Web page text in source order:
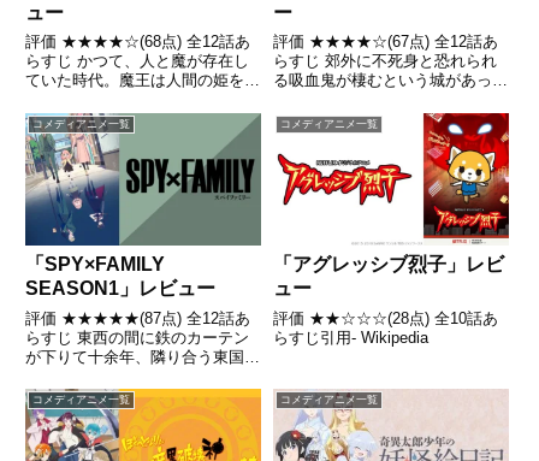
ュー
評価 ★★★★☆(68点) 全12話あ
らすじ かつて、人と魔が存在し
ていた時代。魔王は人間の姫をさ
いた。引用- Wikipedia
ー
評価 ★★★★☆(67点) 全12話あ
らすじ 郊外に不死身と恐れられ
る吸血鬼が棲むという城があっ
子どもを助けるために雇われた吸
血鬼退治人ロナルドは城へと向か
った引用- Wikipedia
コメディアニメ一覧
「SPY×FAMILY
SEASON1」レビュー
評価 ★★★★★(87点) 全12話あ
らすじ 東西の間に鉄のカーテン
が下りて十余年、隣り合う東国
リス）の間には仮初の平和が成り
立っていた。引用- Wikipedia
コメディアニメ一覧
「アグレッシブ烈子」レビ
ュー
評価 ★★☆☆☆(28点) 全10話あ
らすじ引用- Wikipedia
コメディアニメ一覧 コメディアニメ一覧